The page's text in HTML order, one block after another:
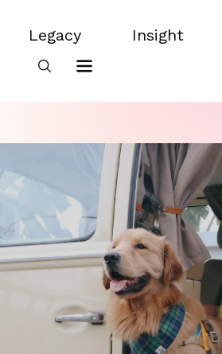
Legacy
Legacy
Insight